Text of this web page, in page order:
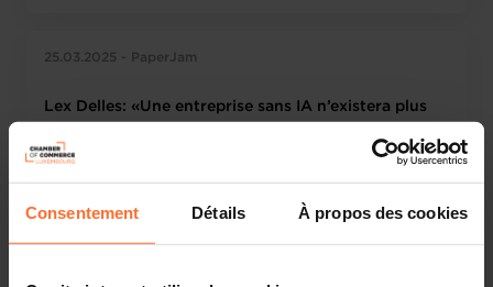
Consentement Détails À propos des cookies
25.03.2025 - PaperJam
Lex Delles: «Une entreprise sans IA n’existera plus
25.03.2025 - Chronicle.lu